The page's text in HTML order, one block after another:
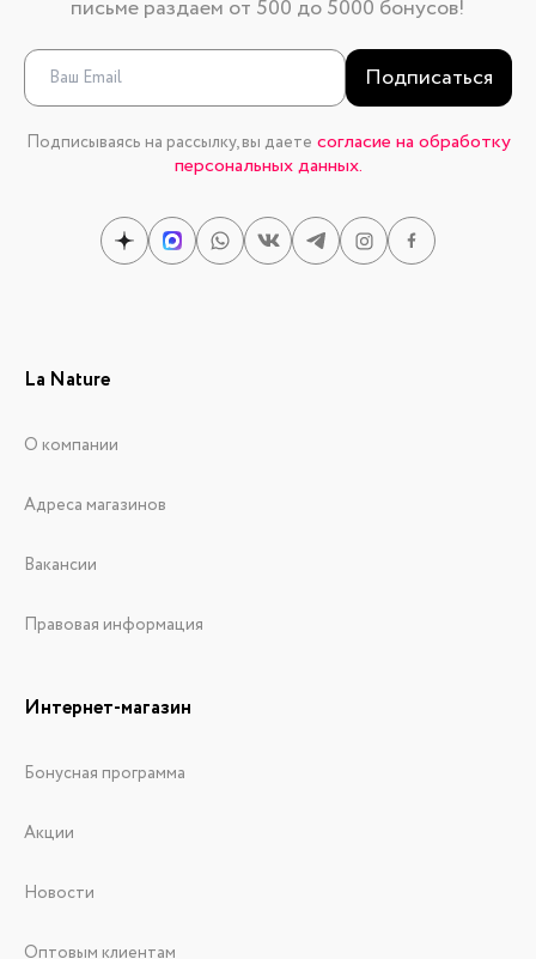
письме раздаем от 500 до 5000 бонусов!
Подписаться
Подписываясь на рассылку, вы даете согласие на обработку
персональных данных.
La Nature
О компании
Адреса магазинов
Вакансии
Правовая информация
Интернет-магазин
Бонусная программа
Акции
Новости
Оптовым клиентам